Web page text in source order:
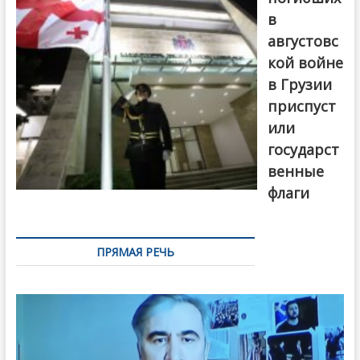
в
августовс
кой войне
в Грузии
приспуст
или
государст
венные
флаги
ПРЯМАЯ РЕЧЬ